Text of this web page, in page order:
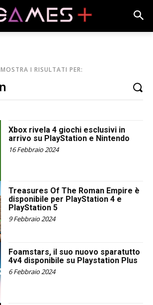
MOSTRA I RISULTATI PER:
Xbox rivela 4 giochi esclusivi in ​​
arrivo su PlayStation e Nintendo
16 Febbraio 2024
Treasures Of The Roman Empire è
disponibile per PlayStation 4 e
PlayStation 5
9 Febbraio 2024
Foamstars, il suo nuovo sparatutto
4v4 disponibile su Playstation Plus
6 Febbraio 2024